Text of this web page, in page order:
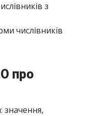
з
числівників
про
значення,